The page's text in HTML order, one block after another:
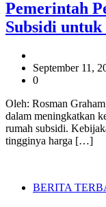
Pemerintah
Subsidi
September 11,
0
Oleh: Rosman
dalam meningkatkan
rumah subsidi.
tingginya harga […]
BERITA